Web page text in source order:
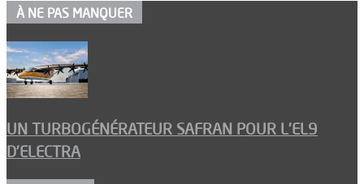
À NE PAS MANQUER
UN TURBOGÉNÉRATEUR SAFRAN POUR L’EL9
D’ELECTRA